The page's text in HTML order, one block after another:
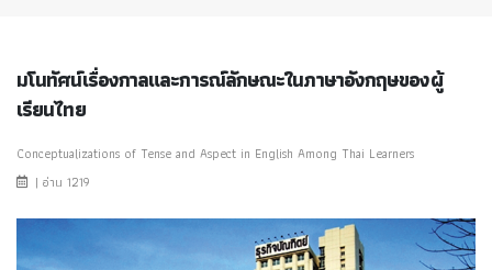
มโนทัศน์เรื่องกาลและการณ์ลักษณะในภาษาอังกฤษของผู้
เรียนไทย
Conceptualizations of Tense and Aspect in English Among Thai Learners
| อ่าน 1219